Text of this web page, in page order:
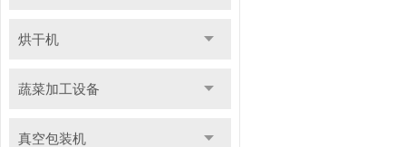
烘干机
蔬菜加工设备
真空包装机